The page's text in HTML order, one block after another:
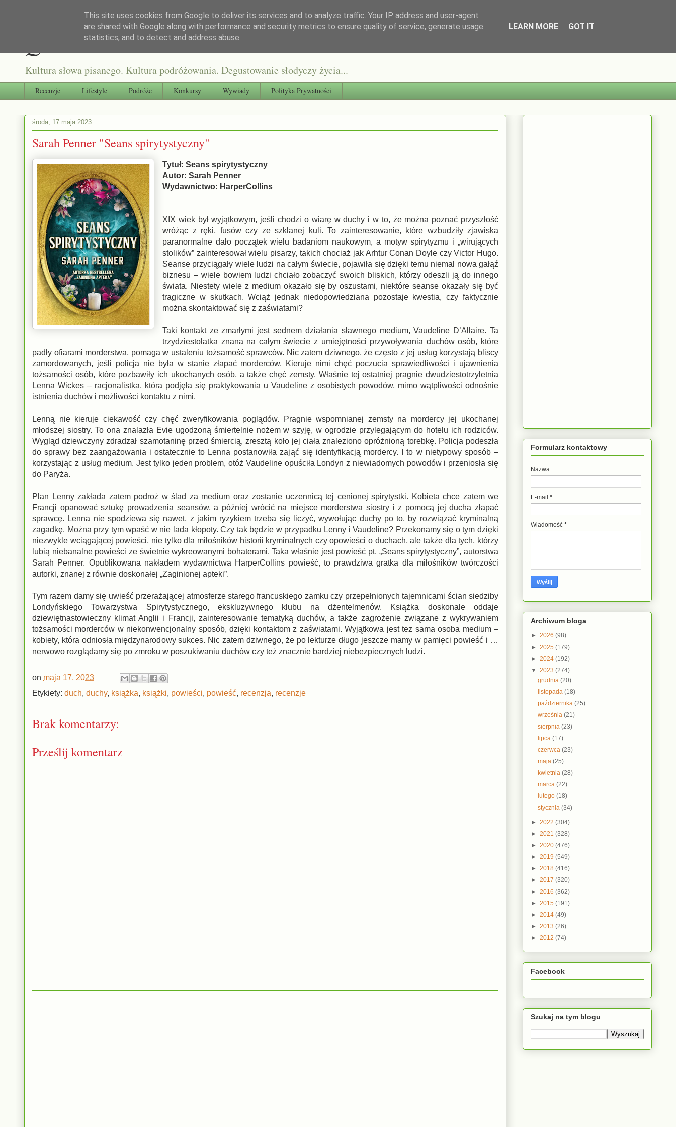
Qultura słowa
Kultura słowa pisanego. Kultura podróżowania. Degustowanie słodyczy życia...
Recenzje Lifestyle Podróże Konkursy Wywiady Polityka Prywatności
środa, 17 maja 2023
Sarah Penner "Seans spirytystyczny"
Tytuł: Seans spirytystyczny
Autor: Sarah Penner
Wydawnictwo: HarperCollins
XIX wiek był wyjątkowym, jeśli chodzi o wiarę w duchy i w to, że można poznać przyszłość
wróżąc z ręki, fusów czy ze szklanej kuli. To zainteresowanie, które wzbudziły zjawiska
paranormalne dało początek wielu badaniom naukowym, a motyw spirytyzmu i „wirujących
stolików” zainteresował wielu pisarzy, takich chociaż jak Arhtur Conan Doyle czy Victor Hugo.
Seanse przyciągały wiele ludzi na całym świecie, pojawiła się dzięki temu niemal nowa gałąź
biznesu – wiele bowiem ludzi chciało zobaczyć swoich bliskich, którzy odeszli ją do innego
świata. Niestety wiele z medium okazało się by oszustami, niektóre seanse okazały się być
tragiczne w skutkach. Wciąż jednak niedopowiedziana pozostaje kwestia, czy faktycznie
można skontaktować się z zaświatami?
Taki kontakt ze zmarłymi jest sednem działania sławnego medium, Vaudeline D’Allaire. Ta
trzydziestolatka znana na całym świecie z umiejętności przywoływania duchów osób, które
padły ofiarami morderstwa, pomaga w ustaleniu tożsamość sprawców. Nic zatem dziwnego, że często z jej usług korzystają bliscy
zamordowanych, jeśli policja nie była w stanie złapać morderców. Kieruje nimi chęć poczucia sprawiedliwości i ujawnienia
tożsamości osób, które pozbawiły ich ukochanych osób, a także chęć zemsty. Właśnie tej ostatniej pragnie dwudziestotrzyletnia
Lenna Wickes – racjonalistka, która podjęła się praktykowania u Vaudeline z osobistych powodów, mimo wątpliwości odnośnie
istnienia duchów i możliwości kontaktu z nimi.
Lenną nie kieruje ciekawość czy chęć zweryfikowania poglądów. Pragnie wspomnianej zemsty na mordercy jej ukochanej
młodszej siostry. To ona znalazła Evie ugodzoną śmiertelnie nożem w szyję, w ogrodzie przylegającym do hotelu ich rodziców.
Wygląd dziewczyny zdradzał szamotaninę przed śmiercią, zresztą koło jej ciała znaleziono opróżnioną torebkę. Policja podeszła
do sprawy bez zaangażowania i ostatecznie to Lenna postanowiła zająć się identyfikacją mordercy. I to w nietypowy sposób –
korzystając z usług medium. Jest tylko jeden problem, otóż Vaudeline opuściła Londyn z niewiadomych powodów i przeniosła się
do Paryża.
Plan Lenny zakłada zatem podroż w ślad za medium oraz zostanie uczennicą tej cenionej spirytystki. Kobieta chce zatem we
Francji opanować sztukę prowadzenia seansów, a później wrócić na miejsce morderstwa siostry i z pomocą jej ducha złapać
sprawcę. Lenna nie spodziewa się nawet, z jakim ryzykiem trzeba się liczyć, wywołując duchy po to, by rozwiązać kryminalną
zagadkę. Można przy tym wpaść w nie lada kłopoty. Czy tak będzie w przypadku Lenny i Vaudeline? Przekonamy się o tym dzięki
niezwykle wciągającej powieści, nie tylko dla miłośników historii kryminalnych czy opowieści o duchach, ale także dla tych, którzy
lubią niebanalne powieści ze świetnie wykreowanymi bohaterami. Taka właśnie jest powieść pt. „Seans spirytystyczny”, autorstwa
Sarah Penner. Opublikowana nakładem wydawnictwa HarperCollins powieść, to prawdziwa gratka dla miłośników twórczości
autorki, znanej z równie doskonałej „Zaginionej apteki”.
Tym razem damy się uwieść przerażającej atmosferze starego francuskiego zamku czy przepełnionych tajemnicami ścian siedziby
Londyńskiego Towarzystwa Spirytystycznego, ekskluzywnego klubu na dżentelmenów. Książka doskonale oddaje
dziewiętnastowieczny klimat Anglii i Francji, zainteresowanie tematyką duchów, a także zagrożenie związane z wykrywaniem
tożsamości morderców w niekonwencjonalny sposób, dzięki kontaktom z zaświatami. Wyjątkowa jest tez sama osoba medium –
kobiety, która odniosła międzynarodowy sukces. Nic zatem dziwnego, że po lekturze długo jeszcze mamy w pamięci powieść i …
nerwowo rozglądamy się po zmroku w poszukiwaniu duchów czy też znacznie bardziej niebezpiecznych ludzi.
on maja 17, 2023
Etykiety: duch, duchy, książka, książki, powieści, powieść, recenzja, recenzje
Brak komentarzy:
Prześlij komentarz
Formularz kontaktowy
Nazwa
E-mail *
Wiadomość *
Archiwum bloga
► 2026 (98)
► 2025 (179)
► 2024 (192)
▼ 2023 (274)
grudnia(20)
listopada(18)
października(25)
września(21)
sierpnia(23)
lipca(17)
czerwca(23)
maja(25)
kwietnia(28)
marca(22)
lutego(18)
stycznia(34)
► 2022 (304)
► 2021 (328)
► 2020 (476)
► 2019 (549)
► 2018 (416)
► 2017 (320)
► 2016 (362)
► 2015 (191)
► 2014 (49)
► 2013 (26)
► 2012 (74)
Facebook
Szukaj na tym blogu
This site uses cookies from Google to deliver its services and to analyze traffic. Your IP address and user-agent
are shared with Google along with performance and security metrics to ensure quality of service, generate usage
statistics, and to detect and address abuse.
LEARN MORE GOT IT